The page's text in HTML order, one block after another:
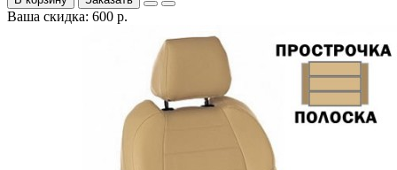
Ваша скидка: 600 р.